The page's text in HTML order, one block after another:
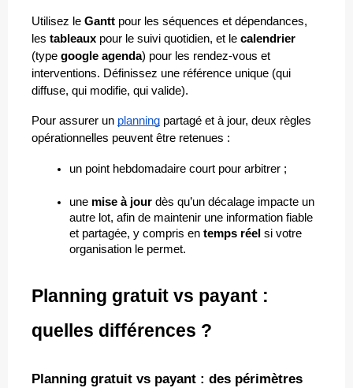
Utilisez le Gantt pour les séquences et dépendances,
les tableaux pour le suivi quotidien, et le calendrier
(type google agenda) pour les rendez-vous et
interventions. Définissez une référence unique (qui
diffuse, qui modifie, qui valide).
Pour assurer un planning partagé et à jour, deux règles
opérationnelles peuvent être retenues :
un point hebdomadaire court pour arbitrer ;
une mise à jour dès qu’un décalage impacte un
autre lot, afin de maintenir une information fiable
et partagée, y compris en temps réel si votre
organisation le permet.
Planning gratuit vs payant :
quelles différences ?
Planning gratuit vs payant : des périmètres